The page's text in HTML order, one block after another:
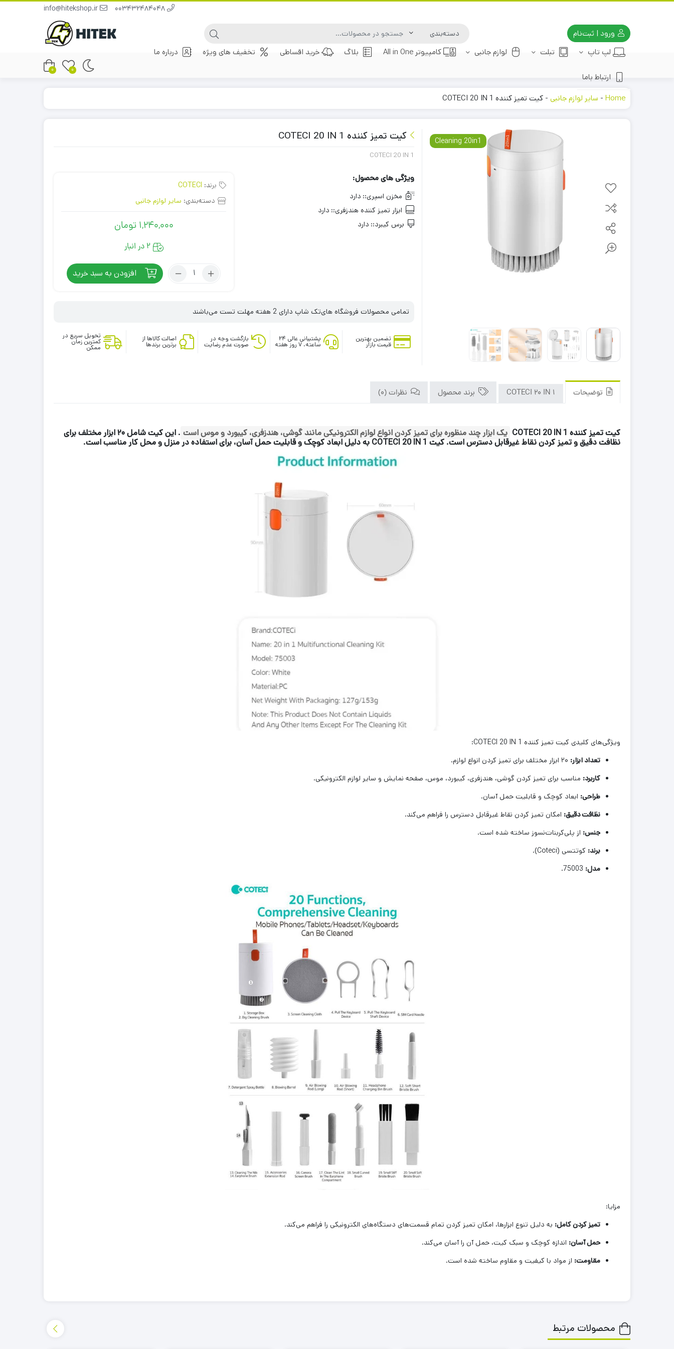
ورود | ثبت‌نام
لپ تاپ
تبلت لوازم جانبی کامپیوتر All in One بلاگ خرید اقساطی تخفیف های ویژه درباره ما
ارتباط باما
0
0
Home
- سایر لوازم جانبی - کیت تمیز کننده COTECI 20 IN 1
Cleaning 20in1 کیت تمیز کننده COTECI 20 IN 1
COTECI 20 IN 1
ویژگی های محصول:
مخزن اسپری:: دارد
ابزار تمیز کننده هندزفری:: دارد
برس کیبرد:: دارد
برند: COTECI
دسته‌بندی: سایر لوازم جانبی
1,240,000 تومان
2 در انبار
تعداد:
COTECI
IN
افزودن به سبد خرید
تمامی محصولات فروشگاه های‌تک شاپ دارای 2 هفته مهلت تست می‌باشند
تضمین بهترین
قیمت بازار
پشتیبانی عالی ۲۴
ساعته، ۷ روز هفته
بازگشت وجه در
صورت عدم رضایت
اصالت کالاها از
برترین برندها
تحویل سریع در
کمترین زمان
ممکن
توضیحات COTECI 20 IN 1 برند محصول نظرات (0)
کیت تمیز کننده COTECI 20 IN 1 یک ابزار چند منظوره برای تمیز کردن انواع لوازم الکترونیکی مانند گوشی، هندزفری، کیبورد و موس است .
این کیت شامل ۲۰ ابزار مختلف برای
نظافت دقیق و تمیز کردن نقاط غیرقابل دسترس است. کیت COTECI 20 IN 1 به دلیل ابعاد کوچک و قابلیت حمل آسان، برای استفاده در منزل و محل کار مناسب است.
ویژگی‌های کلیدی کیت تمیز کننده COTECI 20 IN 1:
تعداد ابزار: ۲۰ ابزار مختلف برای تمیز کردن انواع لوازم.
کاربرد: مناسب برای تمیز کردن گوشی، هندزفری، کیبورد، موس، صفحه نمایش و سایر لوازم الکترونیکی.
طراحی: ابعاد کوچک و قابلیت حمل آسان.
نظافت دقیق: امکان تمیز کردن نقاط غیرقابل دسترس را فراهم می‌کند.
جنس: از پلی‌کربنات‌نسوز ساخته شده است.
برند: کوتتسی (Coteci).
مدل: 75003.
مزایا:
تمیز کردن کامل: به دلیل تنوع ابزارها، امکان تمیز کردن تمام قسمت‌های دستگاه‌های الکترونیکی را فراهم می‌کند.
حمل آسان: اندازه کوچک و سبک کیت، حمل آن را آسان می‌کند.
مقاومت: از مواد با کیفیت و مقاوم ساخته شده است.
محصولات مرتبط